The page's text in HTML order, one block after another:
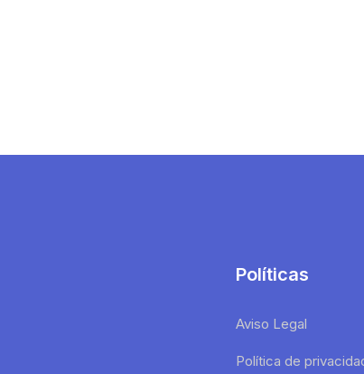
Políticas
Aviso Legal
Política de